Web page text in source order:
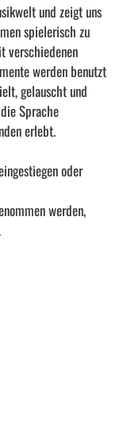
und zeigt uns
spielerisch zu
verschiedenen
werden benutzt
gelauscht und
Sprache
erlebt.
oder
werden,